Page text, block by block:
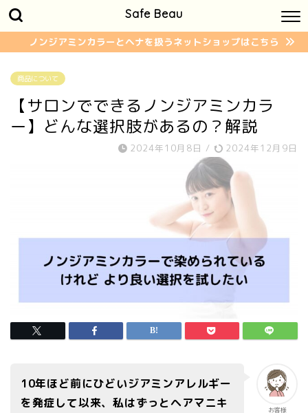
Safe Beau
ノンジアミンカラーとヘナを扱うネットショップはこちら
商品について
【サロンでできるノンジアミンカラ
ー】どんな選択肢があるの？解説
2024年10月8日 / 2024年12月9日
お客様
10年ほど前にひどいジアミンアレルギー
を発症して以来、私はずっとヘアマニキ